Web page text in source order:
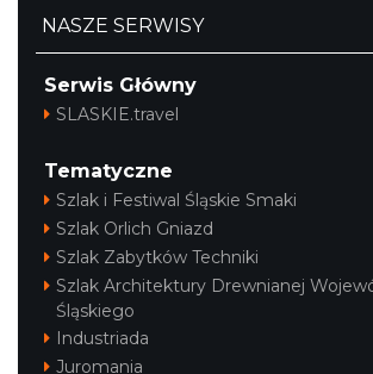
NASZE SERWISY
Serwis Główny
SLASKIE.travel
Tematyczne
Szlak i Festiwal Śląskie Smaki
Szlak Orlich Gniazd
Szlak Zabytków Techniki
Szlak Architektury Drewnianej
Śląskiego
Industriada
Juromania